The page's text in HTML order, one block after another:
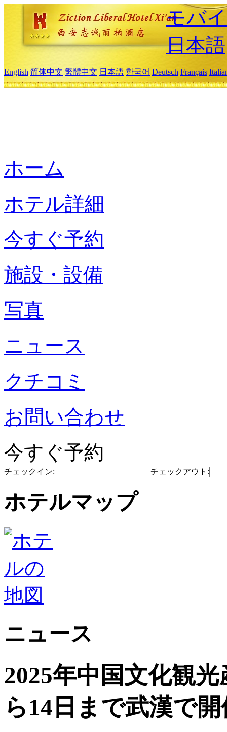
モバ
日本語
English 简体中文 繁體中文 日本語 한국어 Deutsch Français
ホーム
ホテル詳細
今すぐ予約
施設・設備
写真
ニュース
クチコミ
お問い合わせ
今すぐ予約
チェックイン: チェックアウト:
ホテルマップ
ニュース
2025年中国文化観
ら14日まで武漢で